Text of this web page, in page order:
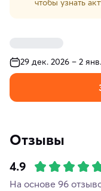
чтобы узнать
29 дек. 2026 – 2
Отзывы
4.9
На основе 96